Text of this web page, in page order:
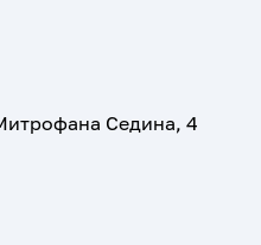
Седина, 4